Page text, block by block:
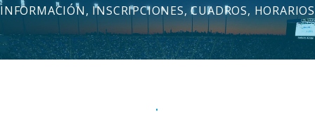
INFORMACIÓN, INSCRIPCIONES, CUADROS, HORARIOS
.